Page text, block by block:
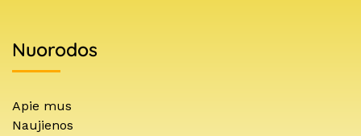
Nuorodos
Apie mus
Naujienos